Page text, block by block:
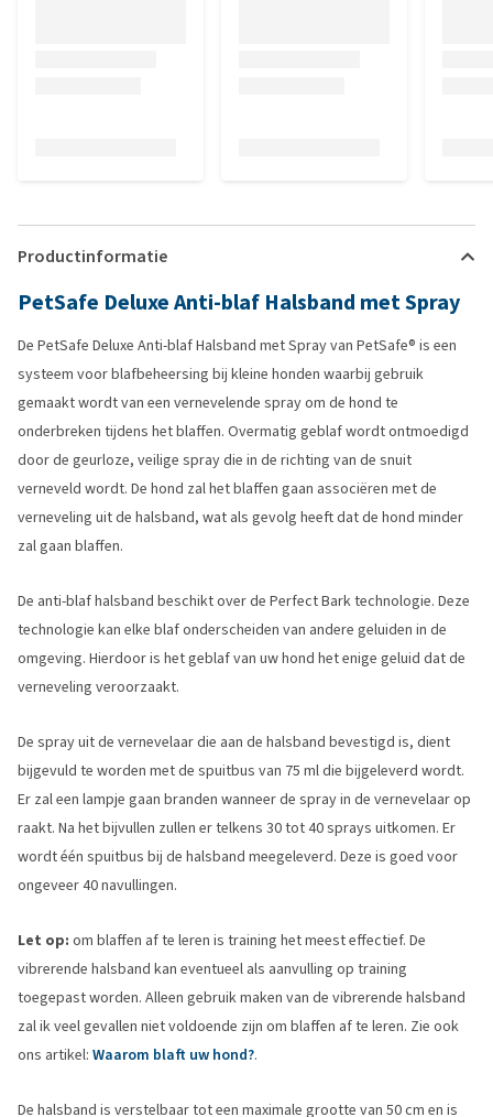
Productinformatie
PetSafe Deluxe Anti-blaf Halsband met Spray
De PetSafe Deluxe Anti-blaf Halsband met Spray van PetSafe® is een
systeem voor blafbeheersing bij kleine honden waarbij gebruik
gemaakt wordt van een vernevelende spray om de hond te
onderbreken tijdens het blaffen. Overmatig geblaf wordt ontmoedigd
door de geurloze, veilige spray die in de richting van de snuit
verneveld wordt. De hond zal het blaffen gaan associëren met de
verneveling uit de halsband, wat als gevolg heeft dat de hond minder
zal gaan blaffen.
De anti-blaf halsband beschikt over de Perfect Bark technologie. Deze
technologie kan elke blaf onderscheiden van andere geluiden in de
omgeving. Hierdoor is het geblaf van uw hond het enige geluid dat de
verneveling veroorzaakt.
De spray uit de vernevelaar die aan de halsband bevestigd is, dient
bijgevuld te worden met de spuitbus van 75 ml die bijgeleverd wordt.
Er zal een lampje gaan branden wanneer de spray in de vernevelaar op
raakt. Na het bijvullen zullen er telkens 30 tot 40 sprays uitkomen. Er
wordt één spuitbus bij de halsband meegeleverd. Deze is goed voor
ongeveer 40 navullingen.
Let op: om blaffen af te leren is training het meest effectief. De
vibrerende halsband kan eventueel als aanvulling op training
toegepast worden. Alleen gebruik maken van de vibrerende halsband
zal ik veel gevallen niet voldoende zijn om blaffen af te leren. Zie ook
ons artikel: Waarom blaft uw hond?.
De halsband is verstelbaar tot een maximale grootte van 50 cm en is